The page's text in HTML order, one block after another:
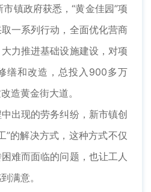
政府获悉，“黄金佳园”项
一系列行动，全面优化营商
力推进基础设施建设，对项
缮和改造，总投入900多万
造黄金街大道。
现的劳务纠纷，新市镇创
”的解决方式，这种方式不仅
难而面临的问题，也让工人
满意。